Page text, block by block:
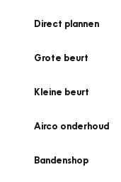
Direct plannen
Grote beurt
Kleine beurt
Airco onderhoud
Bandenshop